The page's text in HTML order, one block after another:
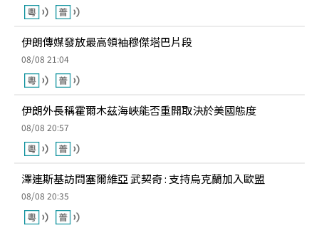
伊朗傳媒發放最高領袖穆傑塔巴片段
08/08 21:04
伊朗外長稱霍爾木茲海峽能否重開取決於美國態度
08/08 20:57
澤連斯基訪問塞爾維亞 武契奇 : 支持烏克蘭加入歐盟
08/08 20:35